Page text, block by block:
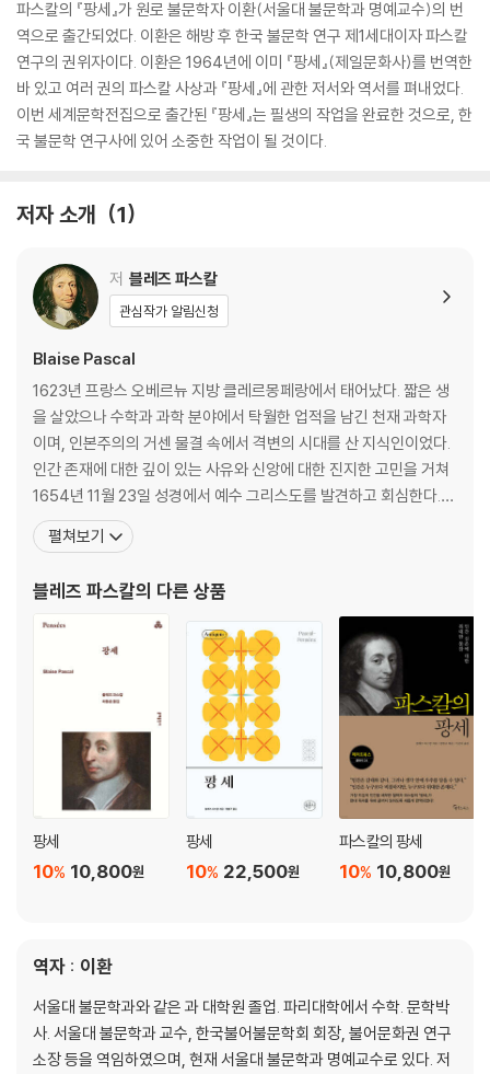
파스칼의 『팡세』가 원로 불문학자 이환(서울대 불문학과 명예교수)의 번
역으로 출간되었다. 이환은 해방 후 한국 불문학 연구 제1세대이자 파스칼
연구의 권위자이다. 이환은 1964년에 이미 『팡세』(제일문화사)를 번역한
바 있고 여러 권의 파스칼 사상과 『팡세』에 관한 저서와 역서를 펴내었다.
이번 세계문학전집으로 출간된 『팡세』는 필생의 작업을 완료한 것으로, 한
국 불문학 연구사에 있어 소중한 작업이 될 것이다.
저자 소개 1
저 블레즈 파스칼
관심작가 알림신청
Blaise Pascal
1623년 프랑스 오베르뉴 지방 클레르몽페랑에서 태어났다. 짧은 생
을 살았으나 수학과 과학 분야에서 탁월한 업적을 남긴 천재 과학자
이며, 인본주의의 거센 물결 속에서 격변의 시대를 산 지식인이었다.
인간 존재에 대한 깊이 있는 사유와 신앙에 대한 진지한 고민을 거쳐
1654년 11월 23일 성경에서 예수 그리스도를 발견하고 회심한다.
이후 파스칼은 기독교 신앙을 구시대의 유물로 여기고 미신적이고 반
(反)이성적이며 인간의 자유를 억압하는 종교라고 여기는 동시대 교
껴 『팡세』를 집필하기 시작한다. 메시지의 핵심은 간단하
펼쳐보기
블레즈 파스칼의 다른 상품
팡세
10,800원
10%
팡세
22,500원
10%
파스칼의 팡세
10,800원
10%
역자 : 이환
서울대 불문학과와 같은 과 대학원 졸업. 파리대학에서 수학. 문학박
사. 서울대 불문학과 교수, 한국불어불문학회 회장, 불어문화권 연구
소장 등을 역임하였으며, 현재 서울대 불문학과 명예교수로 있다. 저